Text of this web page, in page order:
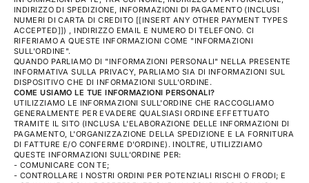
INDIRIZZO DI SPEDIZIONE, INFORMAZIONI DI PAGAMENTO (INCLUSI
NUMERI DI CARTA DI CREDITO [[INSERT ANY OTHER PAYMENT TYPES
ACCEPTED]]) , INDIRIZZO EMAIL E NUMERO DI TELEFONO. CI
RIFERIAMO A QUESTE INFORMAZIONI COME "INFORMAZIONI
SULL'ORDINE".
QUANDO PARLIAMO DI "INFORMAZIONI PERSONALI" NELLA PRESENTE
INFORMATIVA SULLA PRIVACY, PARLIAMO SIA DI INFORMAZIONI SUL
DISPOSITIVO CHE DI INFORMAZIONI SULL'ORDINE.
COME USIAMO LE TUE INFORMAZIONI PERSONALI?
UTILIZZIAMO LE INFORMAZIONI SULL'ORDINE CHE RACCOGLIAMO
GENERALMENTE PER EVADERE QUALSIASI ORDINE EFFETTUATO
TRAMITE IL SITO (INCLUSA L'ELABORAZIONE DELLE INFORMAZIONI DI
PAGAMENTO, L'ORGANIZZAZIONE DELLA SPEDIZIONE E LA FORNITURA
DI FATTURE E/O CONFERME D'ORDINE). INOLTRE, UTILIZZIAMO
QUESTE INFORMAZIONI SULL'ORDINE PER:
- COMUNICARE CON TE;
- CONTROLLARE I NOSTRI ORDINI PER POTENZIALI RISCHI O FRODI; E